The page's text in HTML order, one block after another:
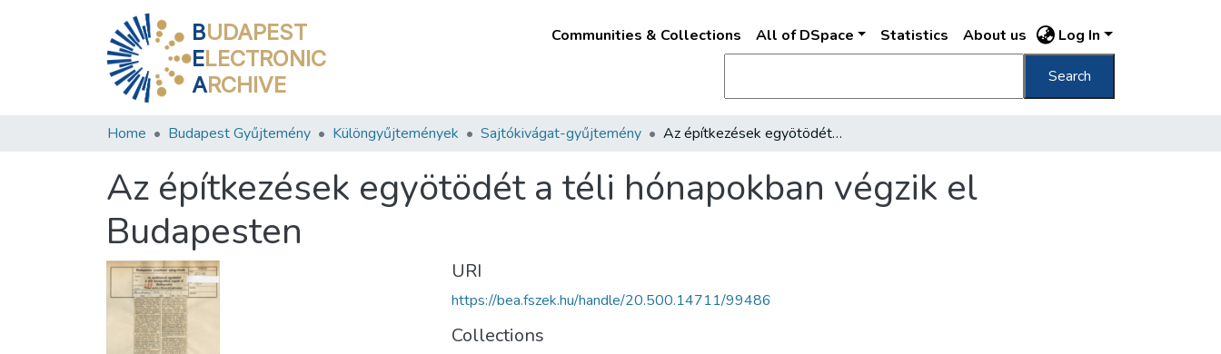
BUDAPEST
ELECTRONIC
ARCHIVE
Communities & Collections All of DSpace Statistics About us Log In
Search
Home Budapest Gyűjtemény Különgyűjtemények Sajtókivágat-gyűjtemény Az építkezések egyötödét a téli hónapokban végzik el Budapesten
Az építkezések egyötödét a téli hónapokban végzik el
Budapesten
URI
https://bea.fszek.hu/handle/20.500.14711/99486
Collections